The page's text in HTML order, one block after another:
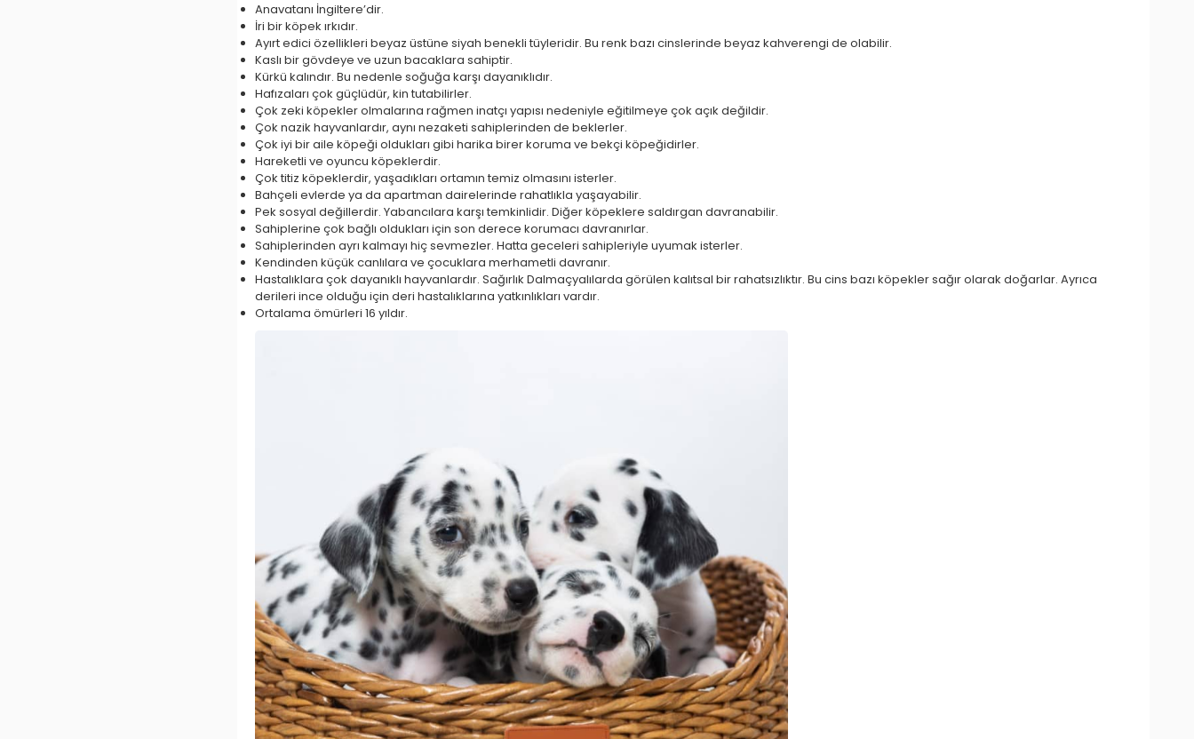
Anavatanı İngiltere’dir.
İri bir köpek ırkıdır.
Ayırt edici özellikleri beyaz üstüne siyah benekli tüyleridir. Bu renk bazı cinslerinde beyaz kahverengi de olabilir.
Kaslı bir gövdeye ve uzun bacaklara sahiptir.
Kürkü kalındır. Bu nedenle soğuğa karşı dayanıklıdır.
Hafızaları çok güçlüdür, kin tutabilirler.
Çok zeki köpekler olmalarına rağmen inatçı yapısı nedeniyle eğitilmeye çok açık değildir.
Çok nazik hayvanlardır, aynı nezaketi sahiplerinden de beklerler.
Çok iyi bir aile köpeği oldukları gibi harika birer koruma ve bekçi köpeğidirler.
Hareketli ve oyuncu köpeklerdir.
Çok titiz köpeklerdir, yaşadıkları ortamın temiz olmasını isterler.
Bahçeli evlerde ya da apartman dairelerinde rahatlıkla yaşayabilir.
Pek sosyal değillerdir. Yabancılara karşı temkinlidir. Diğer köpeklere saldırgan davranabilir.
Sahiplerine çok bağlı oldukları için son derece korumacı davranırlar.
Sahiplerinden ayrı kalmayı hiç sevmezler. Hatta geceleri sahipleriyle uyumak isterler.
Kendinden küçük canlılara ve çocuklara merhametli davranır.
Hastalıklara çok dayanıklı hayvanlardır. Sağırlık Dalmaçyalılarda görülen kalıtsal bir rahatsızlıktır. Bu cins bazı köpekler sağır olarak doğarlar. Ayrıca
derileri ince olduğu için deri hastalıklarına yatkınlıkları vardır.
Ortalama ömürleri 16 yıldır.